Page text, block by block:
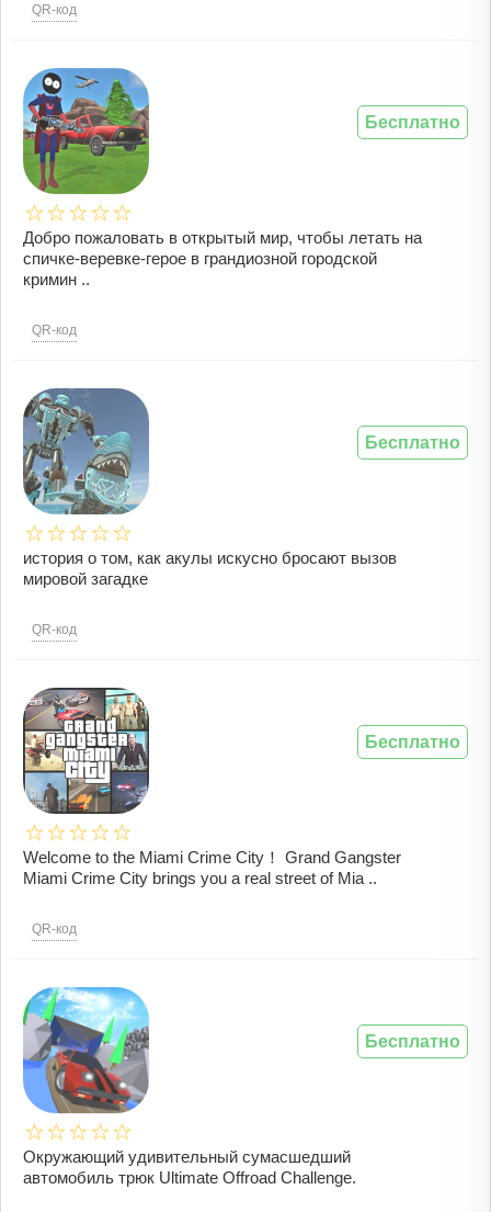
QR-код
Добро пожаловать в открытый мир, чтобы летать на
спичке-веревке-герое в грандиозной городской
кримин ..
QR-код
Бесплатно
история о том, как акулы искусно бросают вызов
мировой загадке
QR-код
Бесплатно
Welcome to the Miami Crime City！ Grand Gangster
Miami Crime City brings you a real street of Mia ..
QR-код
Бесплатно
Окружающий удивительный сумасшедший
автомобиль трюк Ultimate Offroad Challenge.
Бесплатно